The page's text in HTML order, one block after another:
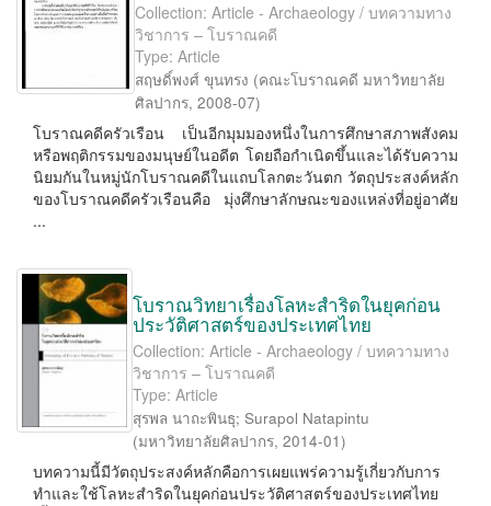
Collection: Article - Archaeology / บทความทาง
วิชาการ – โบราณคดี
Type: Article
สฤษดิ์พงศ์ ขุนทรง (คณะโบราณคดี มหาวิทยาลัย
ศิลปากร, 2008-07)
โบราณคดีครัวเรือน เป็นอีกมุมมองหนึ่งในการศึกษาสภาพสังคม
หรือพฤติกรรมของมนุษย์ในอดีต โดยถือกำเนิดขึ้นและได้รับความ
นิยมกันในหมู่นักโบราณคดีในแถบโลกตะวันตก วัตถุประสงค์หลัก
ของโบราณคดีครัวเรือนคือ มุ่งศึกษาลักษณะของแหล่งที่อยู่อาศัย
...
โบราณวิทยาเรื่องโลหะสำริดในยุคก่อน
ประวัติศาสตร์ของประเทศไทย
Collection: Article - Archaeology / บทความทาง
วิชาการ – โบราณคดี
Type: Article
สุรพล นาถะพินธุ;Surapol Natapintu
(มหาวิทยาลัยศิลปากร,2014-01)
บทความนี้มีวัตถุประสงค์หลักคือการเผยแพร่ความรู้เกี่ยวกับการ
ทำและใช้โลหะสำริดในยุคก่อนประวัติศาสตร์ของประเทศไทย